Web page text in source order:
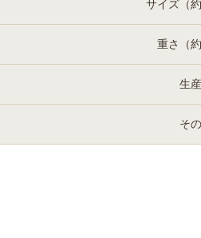
サイズ（
重さ（
生
そ